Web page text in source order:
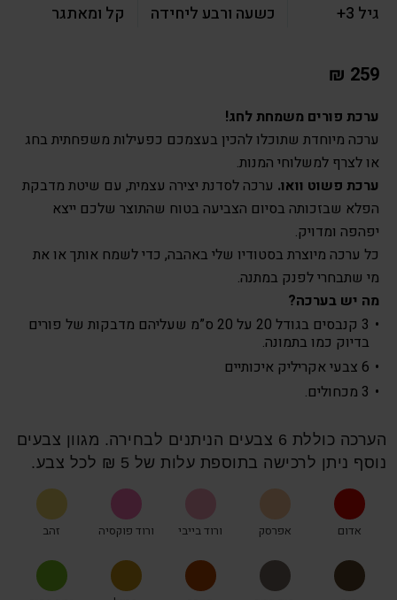
גיל 3+ כשעה ורבע ליחידה קל ומאתגר
₪ 259
ערכת פורים משמחת לחג!
ערכה מיוחדת שתוכלו להכין בעצמכם כפעילות משפחתית בחג
או לצרף למשלוחי המנות.
ערכת פשוט וואו. ערכה לסדנת יצירה עצמית, עם שיטת מדבקת
הפלא שבזכותה בסיום הצביעה בטוח שהתוצר שלכם ייצא
יפהפה ומדויק.
כל ערכה מיוצרת בסטודיו שלי באהבה, כדי לשמח אותך או את
מי שתבחרי לפנק במתנה.
מה יש בערכה?
3 קנבסים בגודל 20 על 20 ס”מ שעליהם מדבקות של פורים
בדיוק כמו בתמונה.
6 צבעי אקריליק איכותיים
3 מכחולים.
הערכה כוללת 6 צבעים הניתנים לבחירה. מגוון צבעים
נוסף ניתן לרכישה בתוספת עלות של 5 ₪ לכל צבע.
אדום אפרסק ורוד בייבי ורוד פוקסיה זהב